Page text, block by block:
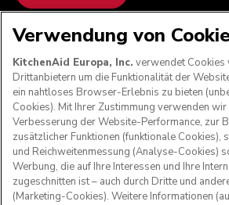
WIR
FOLGEN SIE UNS
Verwendung von
KitchenAid Europa, Inc. verwendet Cookies
Drittanbietern um die Funktionalität der
ein nahtloses Browser-Erlebnis zu bieten
Cookies). Mit Ihrer Zustimmung verwenden
Verbesserung der Website-Performance, zur
zusätzlicher Funktionen (funktionale Cookies),
und Reichweitenmessung (Analyse-Cookies)
Werbung, die auf Ihre Interessen und Ihre
zugeschnitten ist – auch durch Dritte und
(Marketing-Cookies). Weitere Informationen